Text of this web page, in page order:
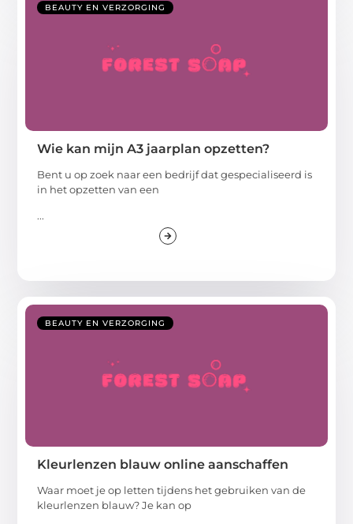
BEAUTY EN VERZORGING
Wie kan mijn A3 jaarplan opzetten?
Bent u op zoek naar een bedrijf dat gespecialiseerd is
in het opzetten van een
...
BEAUTY EN VERZORGING
Kleurlenzen blauw online aanschaffen
Waar moet je op letten tijdens het gebruiken van de
kleurlenzen blauw? Je kan op